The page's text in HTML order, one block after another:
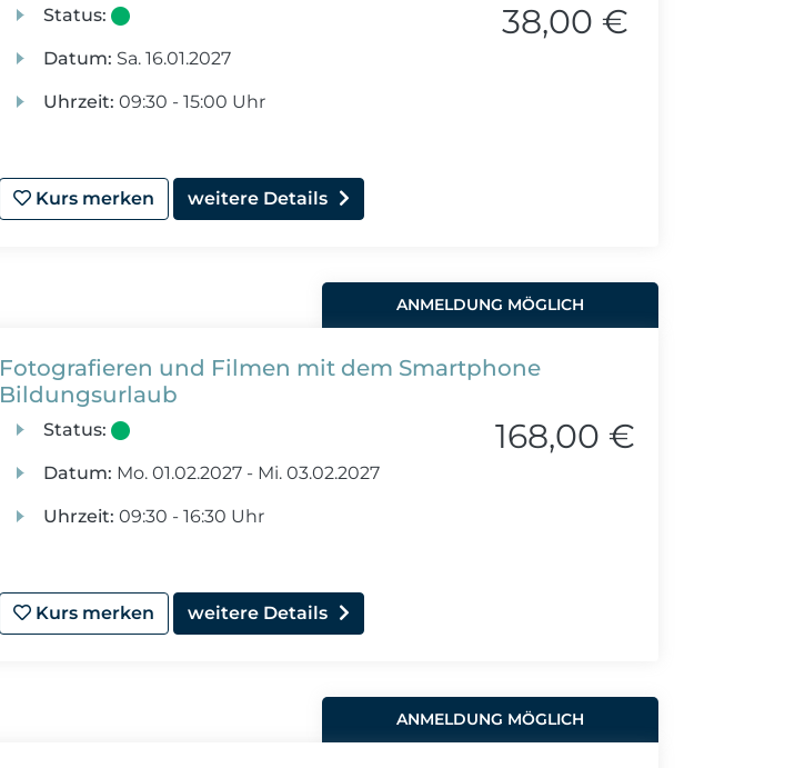
Status:
Datum: Sa.16.01.2027
Uhrzeit: 09:30 - 15:00 Uhr
38,00 €
Kurs merken weitere Details
ANMELDUNG MÖGLICH
Fotografieren und Filmen mit dem Smartphone
Bildungsurlaub
Status:
Datum: Mo.01.02.2027 - Mi.03.02.2027
Uhrzeit: 09:30 - 16:30 Uhr
168,00 €
Kurs merken weitere Details
ANMELDUNG MÖGLICH